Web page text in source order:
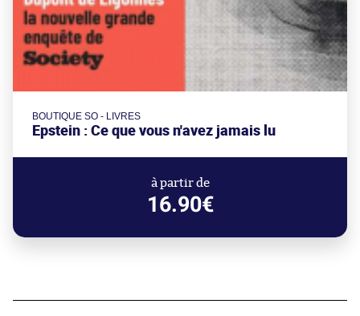
BOUTIQUE SO - LIVRES
Epstein : Ce que vous n'avez jamais lu
à partir de
16.90€